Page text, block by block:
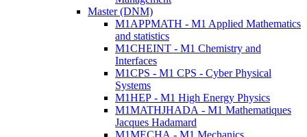
Master (DNM)
M1APPMATH - M1 Applied Mathematics
and statistics
M1CHEINT - M1 Chemistry and
Interfaces
M1CPS - M1 CPS - Cyber Physical
Systems
M1HEP - M1 High Energy Physics
M1MATHJHADA - M1 Mathematiques
Jacques Hadamard
M1MECHA - M1 Mechanics